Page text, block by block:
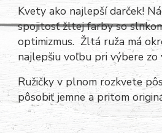
Kvety ako najlepší darček!
spojitosť žltej farby so
optimizmus. Žltá ruža má
najlepšiu voľbu pri výbere
Ružičky v plnom rozkvete
pôsobiť jemne a pritom